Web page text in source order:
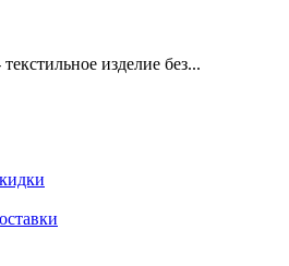
изделие без...